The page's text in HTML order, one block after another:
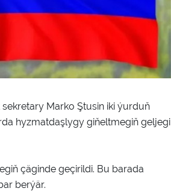
Marko Ştusin iki ýurduň
hyzmatdaşlygy giňeltmegiň geljegi
çäginde geçirildi. Bu barada
berýär.